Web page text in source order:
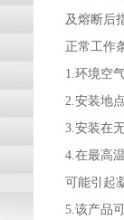
及熔断后
正常工作
1.环境空
2.安装地
3.安装在
4.在最高
可能引起
5.该产品